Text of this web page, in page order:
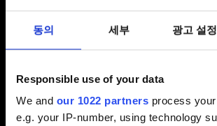
동의 세부 광고 설정
Responsible use of your data
We and our 1022 partners process
e.g. your IP-number, using technology
Xbox Series X|S에서의 사이버펑
저장
새로운 저장 파일을 만들 수 없습